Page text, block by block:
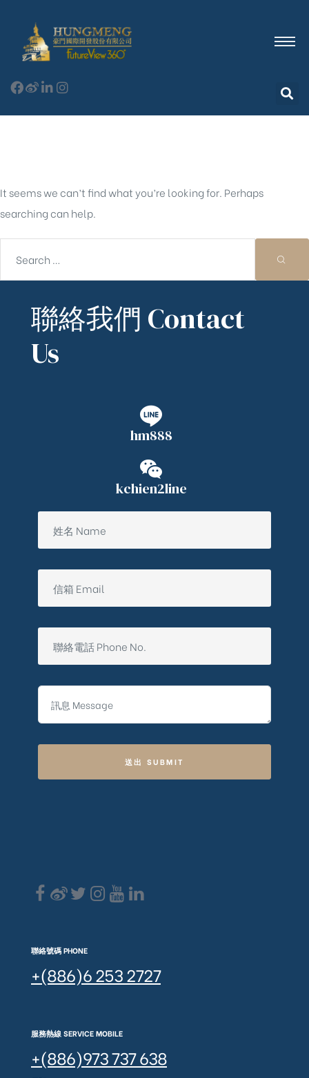
It seems we can’t find what you’re looking for. Perhaps
searching can help.
聯絡我們 Contact
Us
hm888
kchien2line
送出 SUBMIT
聯絡號碼 PHONE
+(886)6 253 2727
服務熱線 SERVICE MOBILE
+(886)973 737 638